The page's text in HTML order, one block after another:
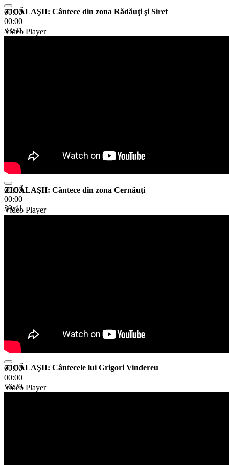
00:00
00:00
33:31
ZICĂLAŞII: Cântece din zona Rădăuţi şi Siret
Video Player
00:00
00:00
39:41
ZICĂLAŞII: Cântece din zona Cernăuţi
Video Player
00:00
00:00
56:29
ZICĂLAŞII: Cântecele lui Grigori Vindereu
Video Player